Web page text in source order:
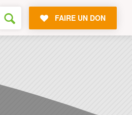
FAIRE UN DON